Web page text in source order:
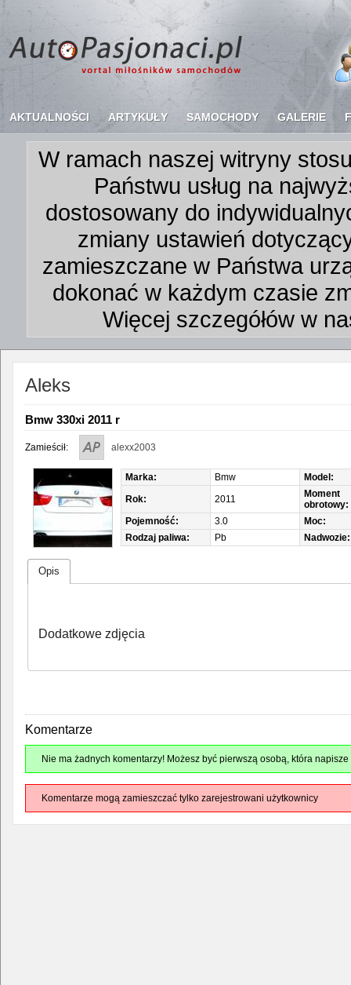
AKTUALNOŚCI ARTYKUŁY SAMOCHODY GALERIE
W ramach naszej witryny
Państwu usług na
dostosowany do
zmiany ustawień
zamieszczane w Państwa
dokonać w każdym czasie
Więcej szczegółów w
Aleks
Bmw 330xi 2011 r
Zamieścił: alexx2003
Marka: Bmw
Model:
Rok:
2011
Moment
obrotowy:
Pojemność:
3.0
Moc:
Rodzaj paliwa:
Pb Nadwozie:
Opis
Dodatkowe zdjęcia
Komentarze
Nie ma żadnych komentarzy! Możesz być pierwszą osobą, która
Komentarze mogą zamieszczać tylko zarejestrowani użytkownicy